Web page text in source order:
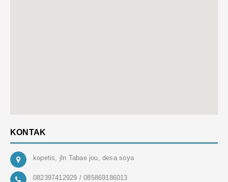
KONTAK
kopetis, jln Tabae jou, desa soya
082397412929 / 085869186013